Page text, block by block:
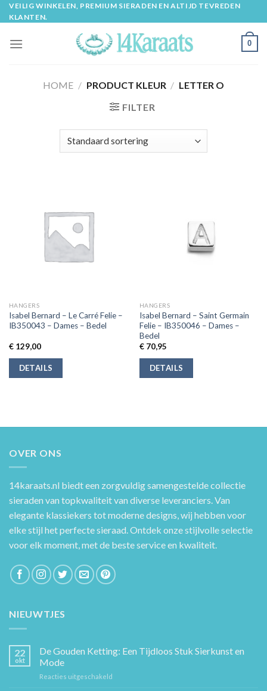
Skip
to
VEILIG WINKELEN, PREMIUM SIERADEN EN ALTIJD TEVREDEN
KLANTEN.
0
HOME / PRODUCT KLEUR / LETTER O
FILTER
HANGERS
Isabel Bernard – Le Carré Felie –
IB350043 – Dames – Bedel
€129,00
DETAILS
HANGERS
Isabel Bernard – Saint Germain
Felie – IB350046 – Dames –
Bedel
€70,95
DETAILS
OVER ONS
14karaats.nl biedt een zorgvuldig samengestelde collectie
sieraden van topkwaliteit van diverse leveranciers. Van
elegante klassiekers tot moderne designs, wij hebben voor
elke stijl het perfecte sieraad. Ontdek onze stijlvolle selectie
voor elk moment, met de beste service en kwaliteit.
NIEUWTJES
22
okt
De Gouden Ketting: Een Tijdloos Stuk Sierkunst en
Mode
Reacties uitgeschakeld